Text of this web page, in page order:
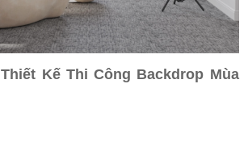
Thiết Kế Thi Công Backdrop Mùa